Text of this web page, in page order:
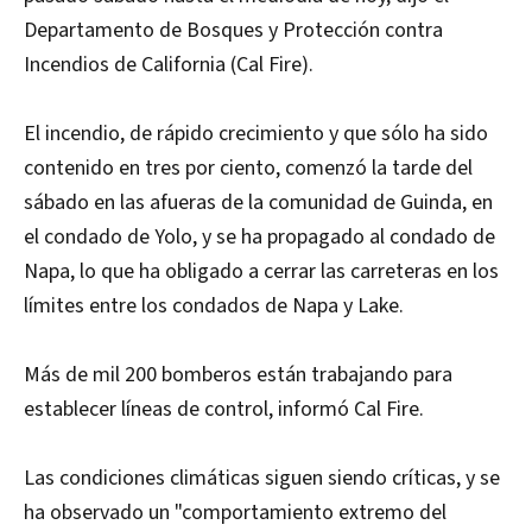
Departamento de Bosques y Protección contra
Incendios de California (Cal Fire).
El incendio, de rápido crecimiento y que sólo ha sido
contenido en tres por ciento, comenzó la tarde del
sábado en las afueras de la comunidad de Guinda, en
el condado de Yolo, y se ha propagado al condado de
Napa, lo que ha obligado a cerrar las carreteras en los
límites entre los condados de Napa y Lake.
Más de mil 200 bomberos están trabajando para
establecer líneas de control, informó Cal Fire.
Las condiciones climáticas siguen siendo críticas, y se
ha observado un "comportamiento extremo del